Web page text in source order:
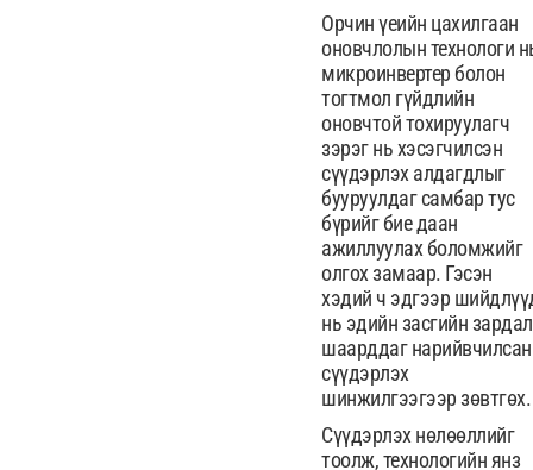
Орчин үеийн цахилгаан
оновчлолын технологи
микроинвертер болон
тогтмол гүйдлийн
оновчтой тохируулагч
зэрэг нь хэсэгчилсэн
сүүдэрлэх алдагдлыг
бууруулдаг самбар тус
бүрийг бие даан
ажиллуулах боломжийг
олгох замаар. Гэсэн
хэдий ч эдгээр
нь эдийн засгийн зардал
шаарддаг нарийвчилсан
сүүдэрлэх
шинжилгээгээр зөвтгөх.
Сүүдэрлэх нөлөөллийг
тоолж, технологийн янз